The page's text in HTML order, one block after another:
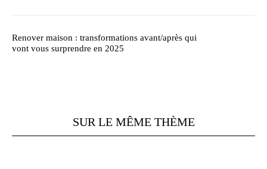
Renover maison : transformations avant/après qui
vont vous surprendre en 2025
SUR LE MÊME THÈME